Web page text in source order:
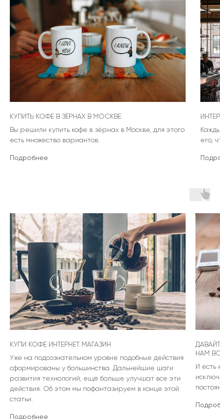
КУПИТЬ КОФЕ В ЗЁРНАХ В МОСКВЕ
Вы решили купить кофе в зёрнах в Москве, для этого
есть множество вариантов.
Подробнее
его,
КУПИ КОФЕ ИНТЕРНЕТ МАГАЗИН
Уже на подсознательном уровне подобные действия
сформированы у большинства. Дальнейшие шаги
развития технологий, ещё больше улучшат все эти
действия. Об этом мы пофантазируем в конце этой
статьи.
Подробнее
НАМ
И есть